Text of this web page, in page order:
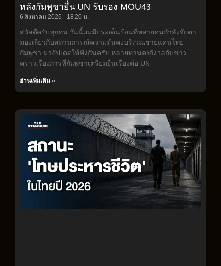
หลังกัมพูชายื่น UN รับรอง MOU43
6 สิงหาคม 2026 18:20 น.
สวัสดีครับทุกคน วันนี้ผมมีประเด็นร้อนที่หลายคนกำลังจับตา
มองเกี่ยวกับสถานการณ์ความมั่นคงบริเวณชายแดนไทย-
กัมพูชา มาอัปเดตให้ฟังกันครับ หลายท่านคงกังวลกับข่าว
คราวเรื่องการที่กัมพูชาเตรียมยื่นเรื่องต่อ UN
อ่านเพิ่มเติม »